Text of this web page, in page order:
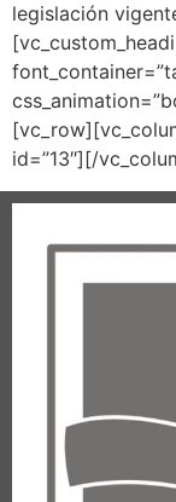
legislación
id=”13″][/